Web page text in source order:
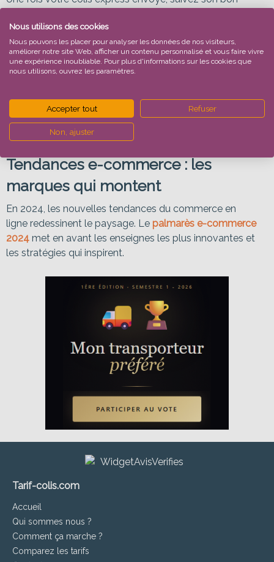
seulement deux clics, accédez à la page qui vous
concerne :
Suivi colis express UPS
Suivi colis express TNT
Suivi colis express FedEx
Tendances e-commerce : les
marques qui montent
En 2024, les nouvelles tendances du commerce en
ligne redessinent le paysage. Le palmarès e-commerce
2024 met en avant les enseignes les plus innovantes et
les stratégies qui inspirent.
Tarif-colis.com
Accueil
Qui sommes nous ?
Comment ça marche ?
Comparez les tarifs
Nous utilisons des cookies
Nous pouvons les placer pour analyser les données de nos visiteurs,
améliorer notre site Web, afficher un contenu personnalisé et vous faire vivre
une expérience inoubliable. Pour plus d'informations sur les cookies que
nous utilisons, ouvrez les paramètres.
Accepter tout Refuser
Non, ajuster